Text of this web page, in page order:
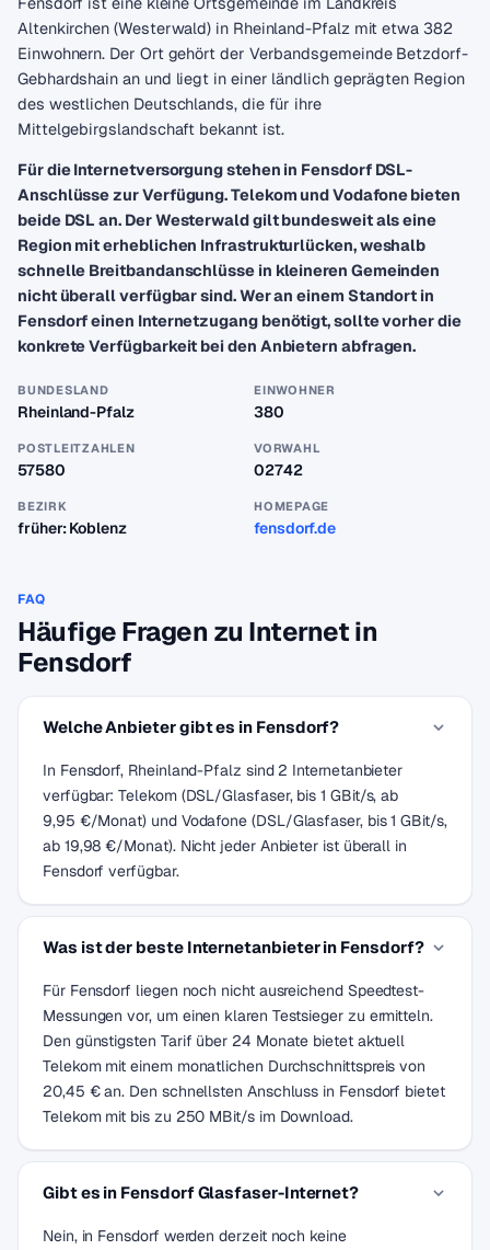
Altenkirchen (Westerwald) in Rheinland-Pfalz mit etwa 382
Einwohnern. Der Ort gehört der Verbandsgemeinde Betzdorf-
Gebhardshain an und liegt in einer ländlich geprägten Region
des westlichen Deutschlands, die für ihre
Mittelgebirgslandschaft bekannt ist.
Für die Internetversorgung stehen in Fensdorf DSL-
Anschlüsse zur Verfügung. Telekom und Vodafone bieten
beide DSL an. Der Westerwald gilt bundesweit als eine
Region mit erheblichen Infrastrukturlücken, weshalb
schnelle Breitbandanschlüsse in kleineren Gemeinden
nicht überall verfügbar sind. Wer an einem Standort in
Fensdorf einen Internetzugang benötigt, sollte vorher die
konkrete Verfügbarkeit bei den Anbietern abfragen.
BUNDESLAND
Rheinland-Pfalz
EINWOHNER
380
POSTLEITZAHLEN
57580
VORWAHL
02742
BEZIRK
früher: Koblenz
HOMEPAGE
fensdorf.de
FAQ
Häufige Fragen zu Internet in
Fensdorf
Welche Anbieter gibt es in Fensdorf?
In Fensdorf, Rheinland-Pfalz sind 2 Internetanbieter
verfügbar: Telekom (DSL/Glasfaser, bis 1 GBit/s, ab
9,95 €/Monat) und Vodafone (DSL/Glasfaser, bis 1 GBit/s,
ab 19,98 €/Monat). Nicht jeder Anbieter ist überall in
Fensdorf verfügbar.
Was ist der beste Internetanbieter in Fensdorf?
Für Fensdorf liegen noch nicht ausreichend Speedtest-
Messungen vor, um einen klaren Testsieger zu ermitteln.
Den günstigsten Tarif über 24 Monate bietet aktuell
Telekom mit einem monatlichen Durchschnittspreis von
20,45 € an. Den schnellsten Anschluss in Fensdorf bietet
Telekom mit bis zu 250 MBit/s im Download.
Gibt es in Fensdorf Glasfaser-Internet?
Nein, in Fensdorf werden derzeit noch keine